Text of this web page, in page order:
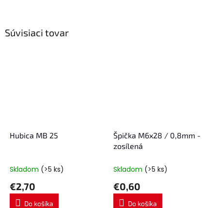
Súvisiaci tovar
Hubica MB 25
Skladom (>5 ks)
€2,70
Do košíka
Špička M6x28 / 0,8mm -
zosílená
Skladom (>5 ks)
€0,60
Do košíka